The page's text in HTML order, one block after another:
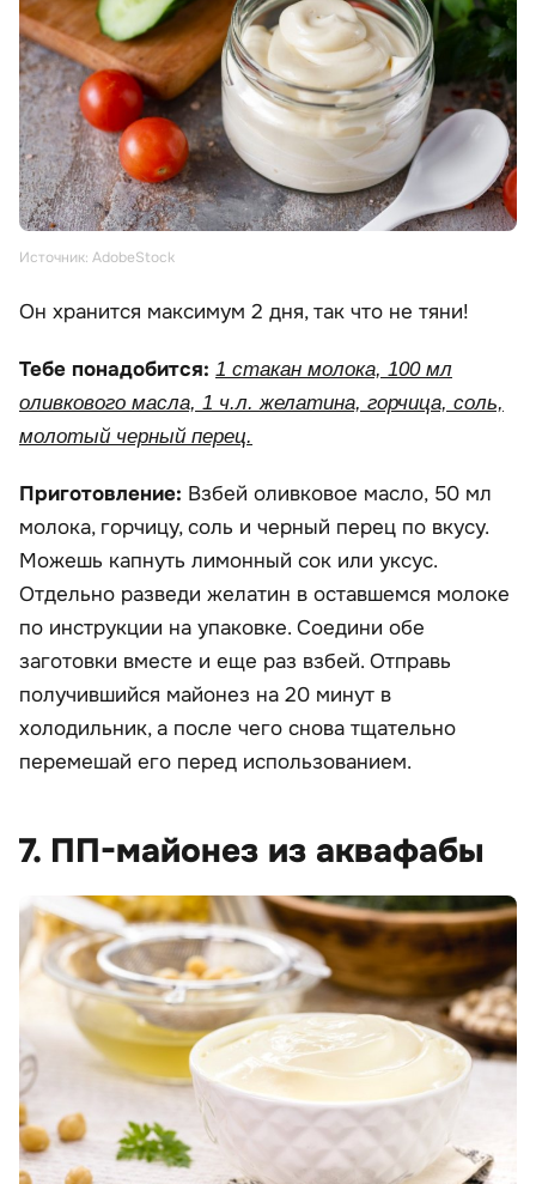
Источник: AdobeStock
Он хранится максимум 2 дня, так что не тяни!
Тебе понадобится: 1 стакан молока, 100 мл
оливкового масла, 1 ч.л. желатина, горчица, соль,
молотый черный перец.
Приготовление: Взбей оливковое масло, 50 мл
молока, горчицу, соль и черный перец по вкусу.
Можешь капнуть лимонный сок или уксус.
Отдельно разведи желатин в оставшемся молоке
по инструкции на упаковке. Соедини обе
заготовки вместе и еще раз взбей. Отправь
получившийся майонез на 20 минут в
холодильник, а после чего снова тщательно
перемешай его перед использованием.
7. ПП-майонез из аквафабы